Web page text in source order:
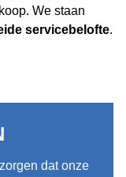
We staan
servicebelofte.
dat onze